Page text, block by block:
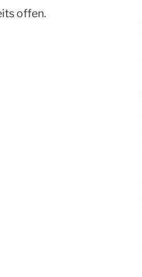
offen.